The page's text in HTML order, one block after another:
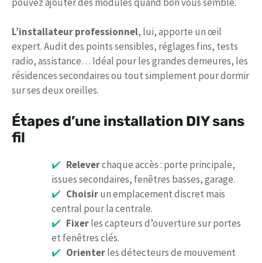
L’installateur professionnel, lui, apporte un œil
expert. Audit des points sensibles, réglages fins, tests
radio, assistance… Idéal pour les grandes demeures, les
résidences secondaires ou tout simplement pour dormir
sur ses deux oreilles.
Étapes d’une installation DIY sans
fil
Releverchaque accès : porte principale,
issues secondaires, fenêtres basses, garage.
Choisirun emplacement discret mais
central pour la centrale.
Fixerles capteurs d’ouverture sur portes
et fenêtres clés.
Orienterles détecteurs de mouvement